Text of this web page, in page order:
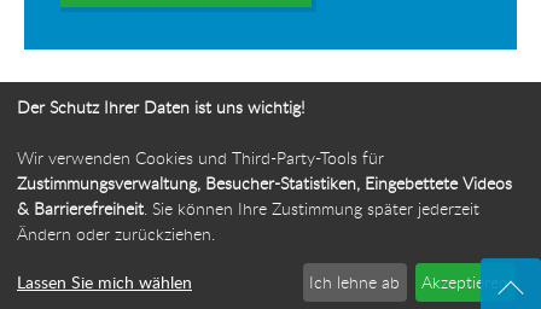
Ihr Weg zur Bürgerbeauftragten
Der Schutz Ihrer Daten ist uns wichtig!
Wir verwenden Cookies und Third-Party-Tools für
Zustimmungsverwaltung, Besucher-Statistiken, Eingebettete Videos
& Barrierefreiheit. Sie können Ihre Zustimmung später jederzeit
Ändern oder zurückziehen.
Lassen Sie mich wählen Ich lehne ab Akzeptieren